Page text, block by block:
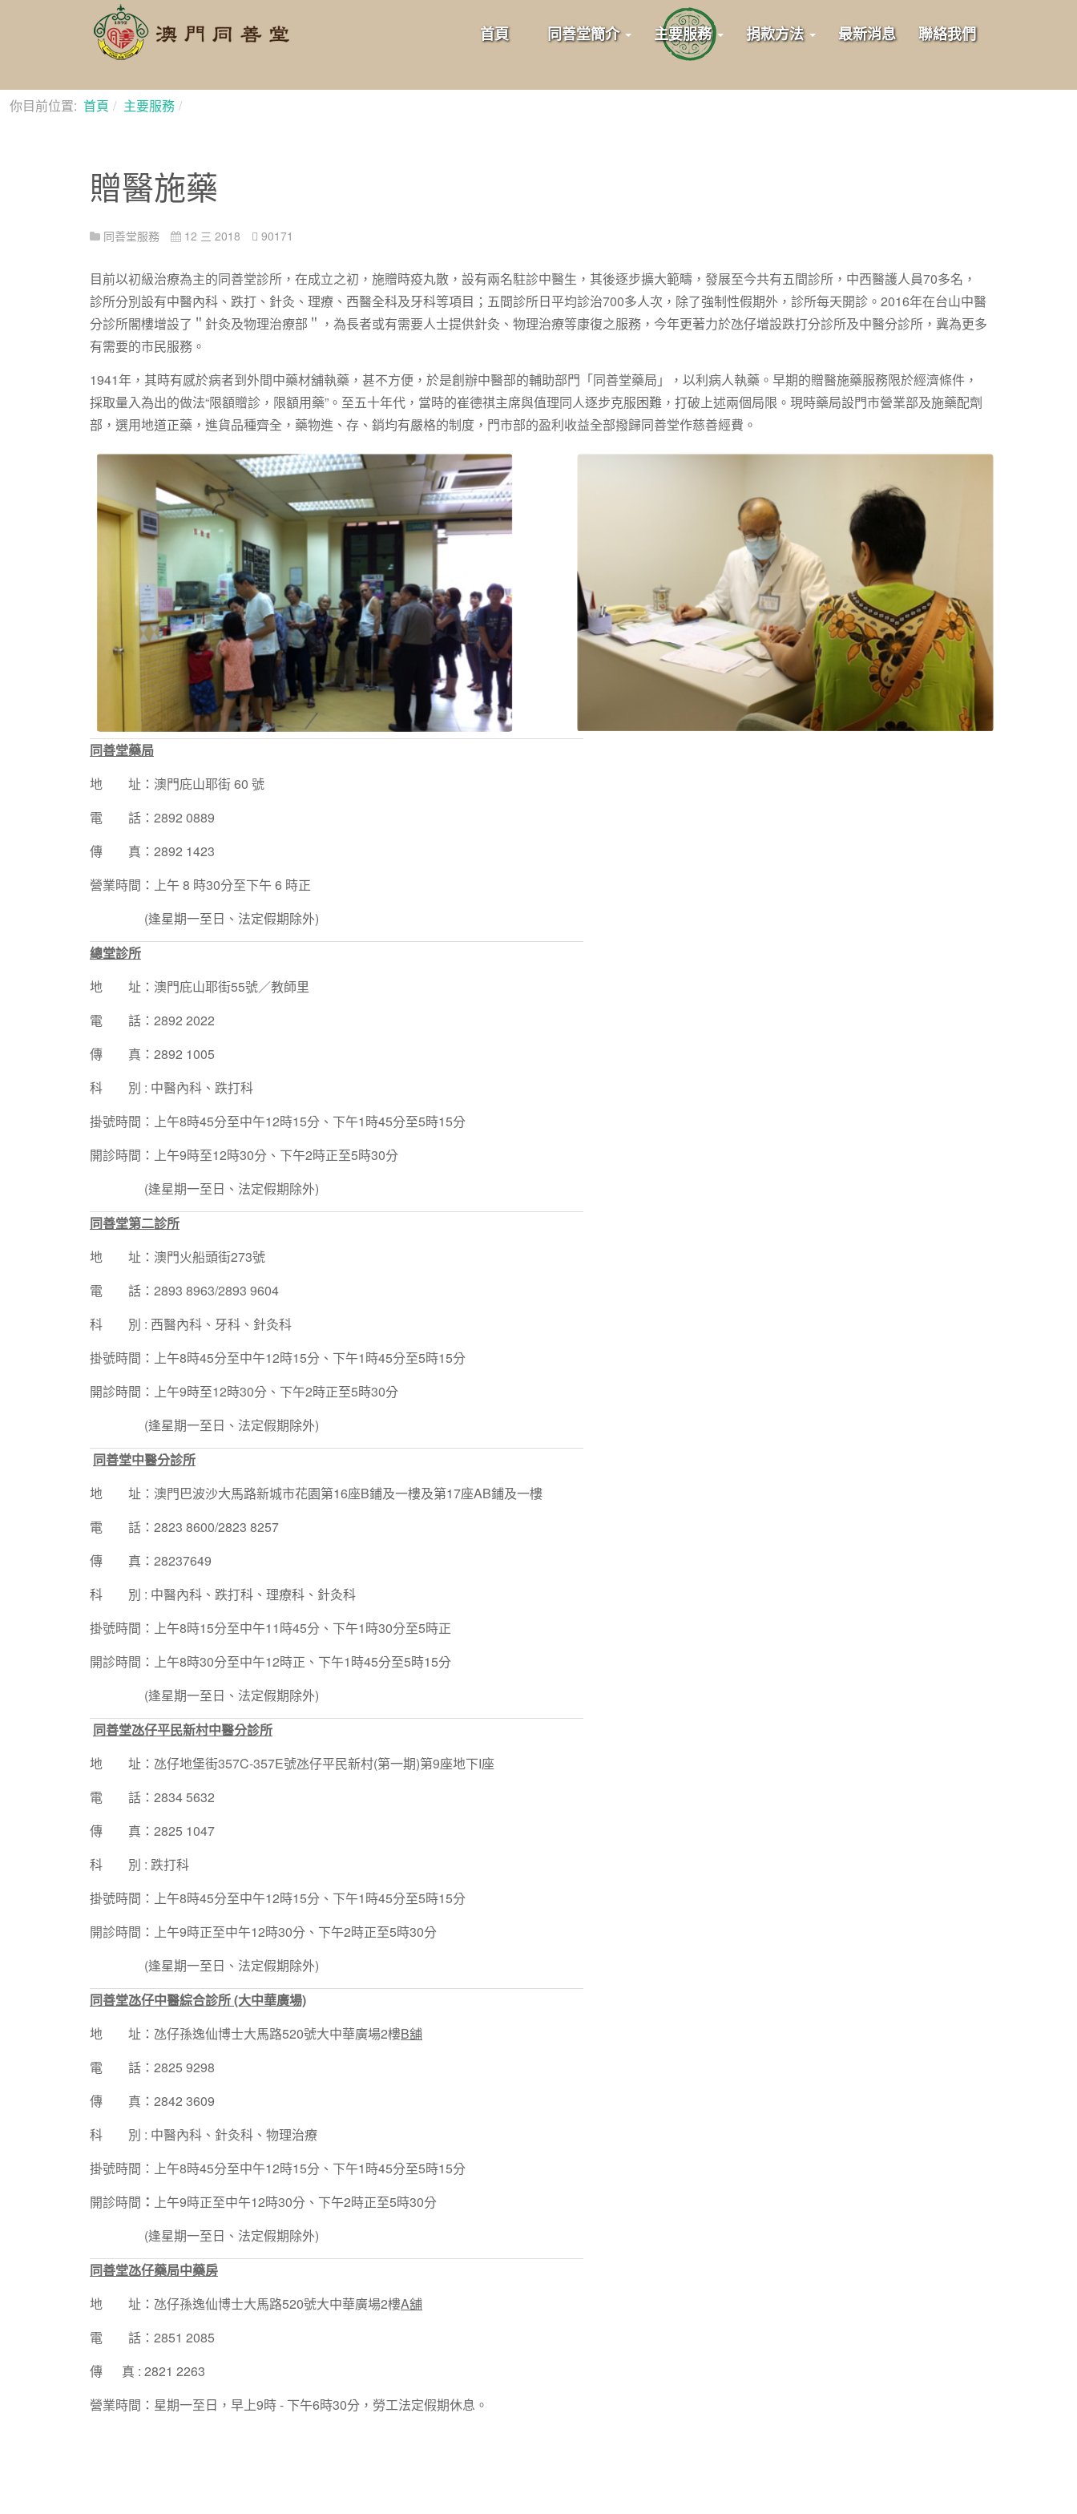
首頁 同善堂簡介 主要服務 捐款方法 最新消息 聯絡我們
你目前位置: 首頁 主要服務
贈醫施藥
同善堂服務 12 三 2018 90171
目前以初級治療為主的同善堂診所，在成立之初，施贈時疫丸散，設有兩名駐診中醫生，其後逐步擴大範疇，發展至今共有五間診所，中西醫護人員70多名，
診所分別設有中醫內科、跌打、針灸、理療、西醫全科及牙科等項目；五間診所日平均診治700多人次，除了強制性假期外，診所每天開診。2016年在台山中醫
分診所閣樓增設了＂針灸及物理治療部＂，為長者或有需要人士提供針灸、物理治療等康復之服務，今年更著力於氹仔增設跌打分診所及中醫分診所，冀為更多
有需要的市民服務。
1941年，其時有感於病者到外間中藥材舖執藥，甚不方便，於是創辦中醫部的輔助部門「同善堂藥局」，以利病人執藥。早期的贈醫施藥服務限於經濟條件，
採取量入為出的做法“限額贈診，限額用藥”。至五十年代，當時的崔德祺主席與值理同人逐步克服困難，打破上述兩個局限。現時藥局設門市營業部及施藥配劑
部，選用地道正藥，進貨品種齊全，藥物進、存、銷均有嚴格的制度，門市部的盈利收益全部撥歸同善堂作慈善經費。
同善堂藥局
地 址：澳門庇山耶街 60 號
電 話：2892 0889
傳 真：2892 1423
營業時間：上午 8 時30分至下午 6 時正
(逢星期一至日、法定假期除外)
總堂診所
地 址：澳門庇山耶街55號／教師里
電 話：2892 2022
傳 真：2892 1005
科 別 : 中醫內科、跌打科
掛號時間：上午8時45分至中午12時15分、下午1時45分至5時15分
開診時間：上午9時至12時30分、下午2時正至5時30分
(逢星期一至日、法定假期除外)
同善堂第二診所
地 址：澳門火船頭街273號
電 話：2893 8963/2893 9604
科 別 : 西醫內科、牙科、針灸科
掛號時間：上午8時45分至中午12時15分、下午1時45分至5時15分
開診時間：上午9時至12時30分、下午2時正至5時30分
(逢星期一至日、法定假期除外)
同善堂中醫分診所
地 址：澳門巴波沙大馬路新城市花園第16座B鋪及一樓及第17座AB鋪及一樓
電 話：2823 8600/2823 8257
傳 真：28237649
科 別 : 中醫內科、跌打科、理療科、針灸科
掛號時間：上午8時15分至中午11時45分、下午1時30分至5時正
開診時間：上午8時30分至中午12時正、下午1時45分至5時15分
(逢星期一至日、法定假期除外)
同善堂氹仔平民新村中醫分診所
地 址：氹仔地堡街357C-357E號氹仔平民新村(第一期)第9座地下I座
電 話：2834 5632
傳 真：2825 1047
科 別 : 跌打科
掛號時間：上午8時45分至中午12時15分、下午1時45分至5時15分
開診時間：上午9時正至中午12時30分、下午2時正至5時30分
(逢星期一至日、法定假期除外)
同善堂氹仔中醫綜合診所 (大中華廣場)
地 址：氹仔孫逸仙博士大馬路520號大中華廣場2樓B舖
電 話：2825 9298
傳 真：2842 3609
科 別 : 中醫內科、針灸科、物理治療
掛號時間：上午8時45分至中午12時15分、下午1時45分至5時15分
開診時間 ： 上午9時正至中午12時30分、下午2時正至5時30分
(逢星期一至日、法定假期除外)
同善堂氹仔藥局中藥房
地 址：氹仔孫逸仙博士大馬路520號大中華廣場2樓A舖
電 話：2851 2085
傳 真 : 2821 2263
營業時間：星期一至日，早上9時 - 下午6時30分，勞工法定假期休息。